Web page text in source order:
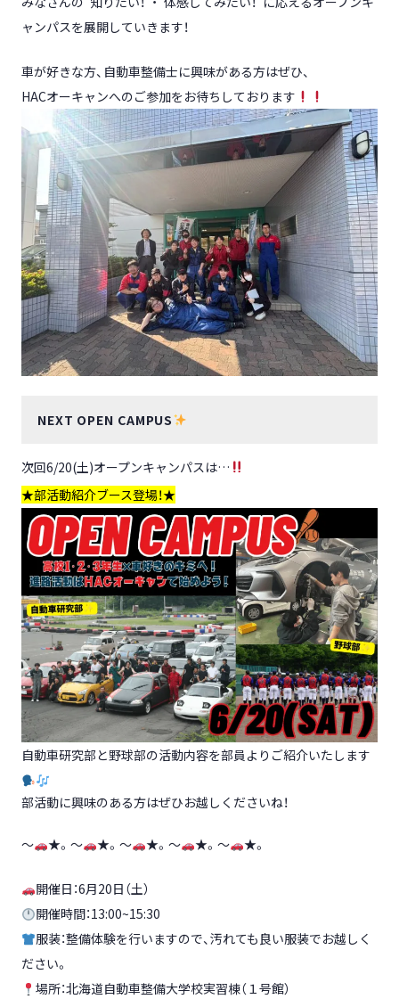
ャンパスを展開していきます！
車が好きな方、自動車整備士に興味がある方はぜひ、
HACオーキャンへのご参加をお待ちしております
NEXT OPEN CAMPUS
次回6/20(土)オープンキャンパスは…
★部活動紹介ブース登場！★
自動車研究部と野球部の活動内容を部員よりご紹介いたします
部活動に興味のある方はぜひお越しくださいね！
～ ★。～ ★。～ ★。～ ★。～ ★。
開催日：6月20日（土）
開催時間：13:00~15:30
服装：整備体験を行いますので、汚れても良い服装でお越しく
ださい。
場所：北海道自動車整備大学校実習棟（１号館）